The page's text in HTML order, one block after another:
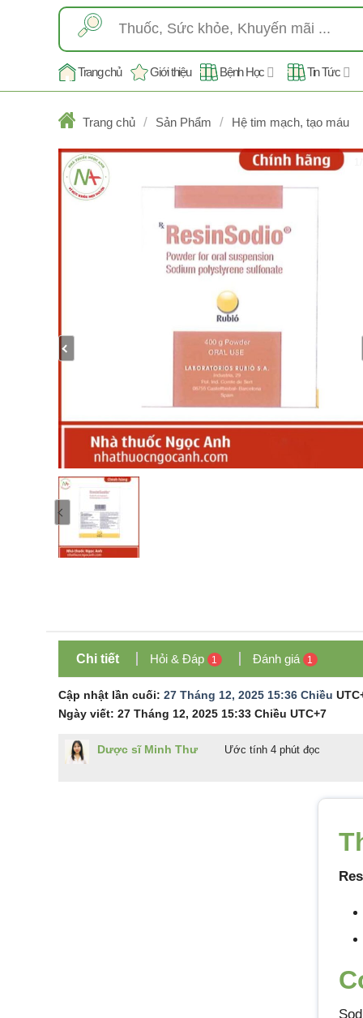
kiếm:
Trang chủ Giới thiệu Bệnh Học Tin Tức
Trang chủ / Sản Phẩm / Hệ tim mạch, tạo máu
Chi tiết Hỏi & Đáp 1 Đánh giá 1
Cập nhật lần cuối: 27 Tháng 12, 2025 15:36 Chiều
Ngày viết: 27 Tháng 12, 2025 15:33 Chiều UTC+7
Dược sĩ Minh Thư Ước tính 4 phút đọc